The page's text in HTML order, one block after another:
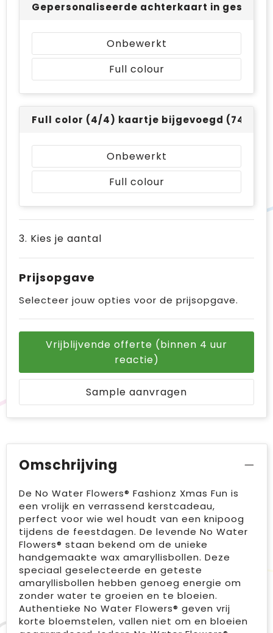
Gepersonaliseerde achterkaart in
Onbewerkt
Full colour
Full color (4/4) kaartje bijgevoegd (74 x
Onbewerkt
Full colour
3. Kies je aantal
Prijsopgave
Selecteer jouw opties voor de prijsopgave.
Vrijblijvende offerte (binnen 4 uur
reactie)
Sample aanvragen
Omschrijving
De No Water Flowers® Fashionz Xmas Fun is
een vrolijk en verrassend kerstcadeau,
perfect voor wie wel houdt van een knipoog
tijdens de feestdagen. De levende No Water
Flowers® staan bekend om de unieke
handgemaakte wax amaryllisbollen. Deze
speciaal geselecteerde en geteste
amaryllisbollen hebben genoeg energie om
zonder water te groeien en te bloeien.
Authentieke No Water Flowers® geven vrij
korte bloemstelen, vallen niet om en bloeien